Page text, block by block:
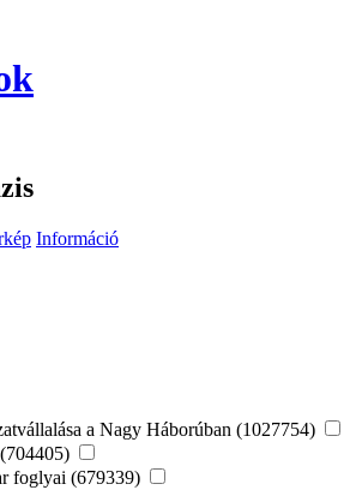
Információ
a Nagy Háborúban (1027754)
foglyai (679339)